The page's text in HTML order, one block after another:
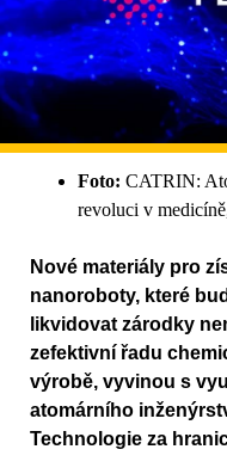
Foto: CATRIN:
revoluci v
Nové materiály pro
nanoroboty, které
likvidovat zárodky
zefektivní řadu
výrobě, vyvinou s
atomárního
Technologie za